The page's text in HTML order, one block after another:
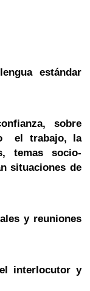
estándar
sobre
el trabajo, la
temas socio-
situaciones de
y reuniones
interlocutor y